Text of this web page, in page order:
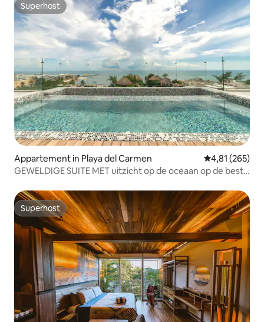
Superhost
Superhost
Appartement in Playa del Carmen Gemiddelde
4,81 (265)
GEWELDIGE SUITE MET uitzicht op de oceaan op de beste
Superhost
Superhost